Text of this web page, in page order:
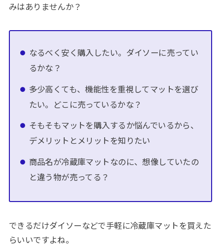
みはありませんか？
なるべく安く購入したい。ダイソーに売ってい
るかな？
多少高くても、機能性を重視してマットを選び
たい。どこに売っているかな？
そもそもマットを購入するか悩んでいるから、
デメリットとメリットを知りたい
商品名が冷蔵庫マットなのに、想像していたの
と違う物が売ってる？
できるだけダイソーなどで手軽に冷蔵庫マットを買えた
らいいですよね。